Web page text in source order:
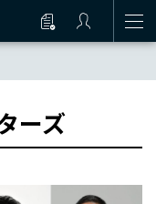
ーズ